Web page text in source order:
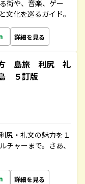
街や、音楽、ゲー
文化を巡るガイド。
詳細を見る
方 島旅 利尻 礼
５訂版
尻・礼文の魅力を１
チャーまで。さあ、
詳細を見る